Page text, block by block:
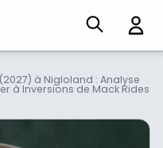
à Nigloland : Analyse
à Inversions de Mack Rides